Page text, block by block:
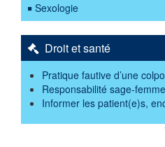
Sexologie
Droit et santé
Pratique fautive d’une
Responsabilité sage-
Informer les patient(e)s,